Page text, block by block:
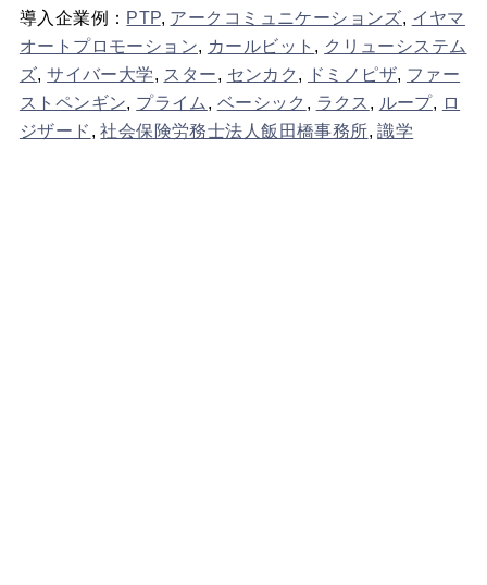
導入企業例： PTP, アークコミュニケーションズ, イヤマ
オートプロモーション, カールビット , クリューシステム
ズ,サイバー大学, スター, センカク , ドミノピザ, ファー
ストペンギン, プライム , ベーシック , ラクス , ループ, ロ
ジザード ,社会保険労務士法人飯田橋事務所,識学